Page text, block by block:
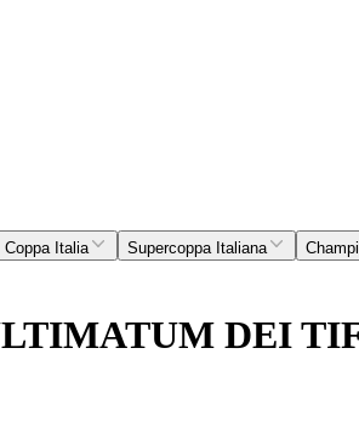
Coppa Italia Supercoppa Italiana
DEI